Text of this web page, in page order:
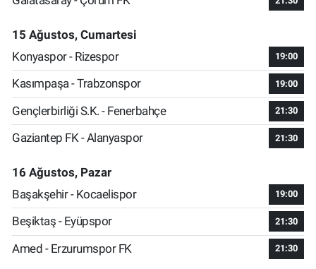
15 Ağustos, Cumartesi
Konyaspor - Rizespor
19:00
Kasımpaşa - Trabzonspor 19:00
Gençlerbirliği S.K. - Fenerbahçe 21:30
Gaziantep FK - Alanyaspor 21:30
16 Ağustos, Pazar
Başakşehir - Kocaelispor
19:00
Beşiktaş - Eyüpspor 21:30
Amed - Erzurumspor FK 21:30